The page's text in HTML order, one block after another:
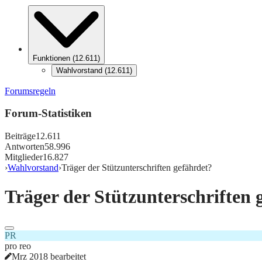
Funktionen (12.611)
Wahlvorstand (12.611)
Forumsregeln
Forum-Statistiken
Beiträge12.611
Antworten58.996
Mitglieder16.827
›Wahlvorstand›Träger der Stützunterschriften gefährdet?
Träger der Stützunterschriften
PR
pro reo
Mrz 2018 bearbeitet